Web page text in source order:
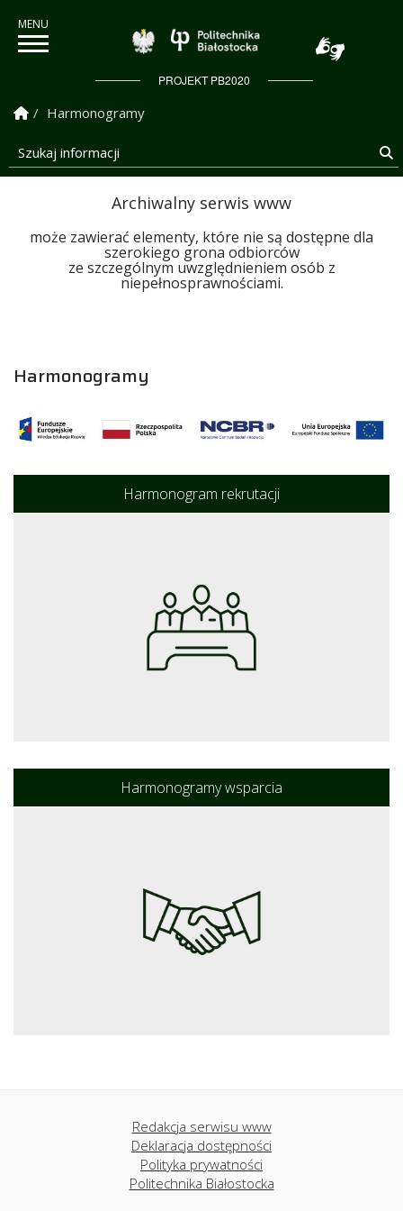
PROJEKT PB2020
Strona Główna
Harmonogramy
Szukaj informacji
Archiwalny serwis www
może zawierać elementy, które nie są dostępne dla
szerokiego grona odbiorców
ze szczególnym uwzględnieniem osób z
niepełnosprawnościami.
Harmonogramy
Harmonogram rekrutacji
Harmonogramy wsparcia
Redakcja serwisu www
Deklaracja dostępności
Polityka prywatności
Politechnika Białostocka